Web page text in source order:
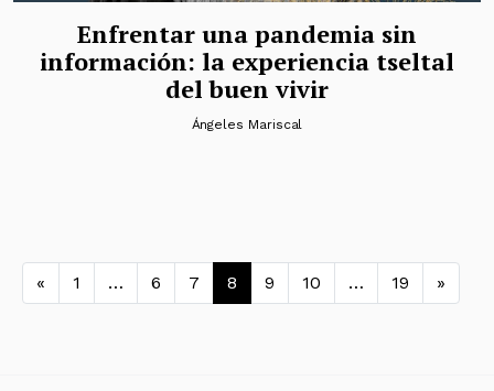
Enfrentar una pandemia sin
información: la experiencia tseltal
del buen vivir
Ángeles Mariscal
Navegación de entradas
« 1 … 6 7 8 9 10 … 19 »